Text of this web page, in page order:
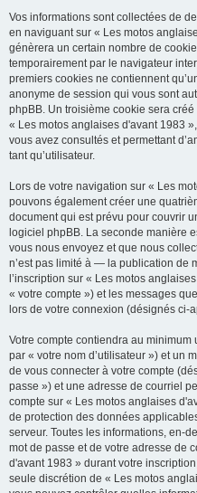
Vos informations sont collectées de
en naviguant sur « Les motos
génèrera un certain nombre de
temporairement par le navigateur
premiers cookies ne contiennent
anonyme de session qui vous sont
phpBB. Un troisième cookie sera
« Les motos anglaises d'avant 1983
vous avez consultés et permettant
tant qu’utilisateur.
Lors de votre navigation sur « Les
pouvons également créer une
document qui est prévu pour couvrir
logiciel phpBB. La seconde manière
vous nous envoyez et que nous
n’est pas limité à — la publication de
l’inscription sur « Les motos
« votre compte ») et les messages
lors de votre connexion (désignés ci-
Votre compte contiendra au
par « votre nom d’utilisateur ») et un
de vous connecter à votre compte
passe ») et une adresse de courriel
compte sur « Les motos anglaises
de protection des données
serveur. Toutes les informations, en-
mot de passe et de votre adresse de
d'avant 1983 » durant votre
seule discrétion de « Les motos